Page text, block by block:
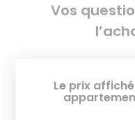
Vos
Le prix affiché